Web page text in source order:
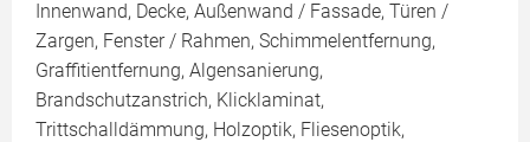
Innenwand, Decke, Außenwand / Fassade, Türen /
Zargen, Fenster / Rahmen, Schimmelentfernung,
Graffitientfernung, Algensanierung,
Brandschutzanstrich, Klicklaminat,
Trittschalldämmung, Holzoptik, Fliesenoptik,